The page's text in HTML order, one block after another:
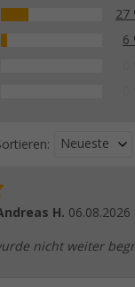
Berger A31
für gemischte Böden,
Berger StrongPeg
(1 Stück)
5,99€
27
6
Neueste
H. 06.08.2026
nicht weiter